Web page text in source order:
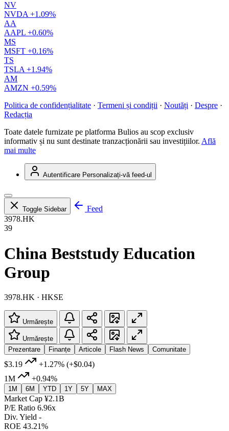
NV
NVDA +1.09%
AA
AAPL +0.60%
MS
MSFT +0.16%
TS
TSLA +1.94%
AM
AMZN +0.59%
Politica de confidențialitate · Termeni și condiții · Noutăți · Despre ·
Redacția
Toate datele furnizate pe platforma Bulios au scop exclusiv
informativ și nu sunt destinate tranzacționării sau investițiilor. Află
mai multe
Autentificare Personalizați-vă feed-ul
Toggle Sidebar
Feed
3978.HK
39
China Beststudy Education
Group
3978.HK · HKSE
Urmărește
Urmărește
Prezentare
Finanțe Articole Flash News Comunitate
$3.19 +1.27% (+$0.04)
1M
+0.94%
1M 6M YTD 1Y 5Y MAX
Market Cap ¥2.1B
P/E Ratio 6.96x
Div. Yield -
ROE 43.21%